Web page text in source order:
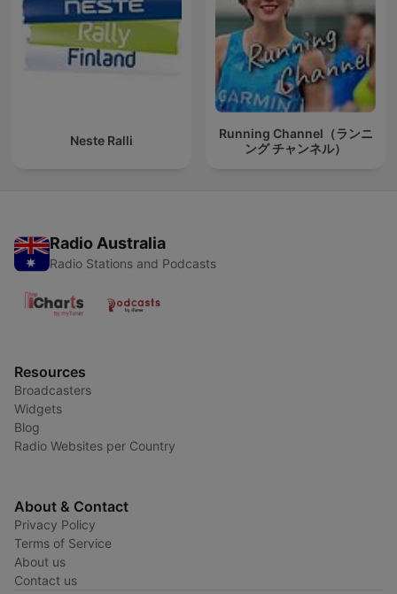
Neste Ralli
Running Channel（ランニ
ング チャンネル）
Radio Australia
Radio Stations and Podcasts
Resources
Broadcasters
Widgets
Blog
Radio Websites per Country
About & Contact
Privacy Policy
Terms of Service
About us
Contact us